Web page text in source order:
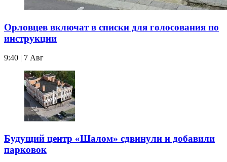
Орловцев включат в списки для голосования по
инструкции
9:40 | 7 Авг
Будущий центр «Шалом» сдвинули и добавили
парковок